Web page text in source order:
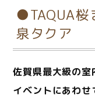
●TAQUA
泉タクア
佐賀県最大級の
イベントにあわ